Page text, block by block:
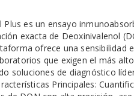
es un ensayo
exacta de Deoxinivalenol
ofrece una sensibilidad
que exigen el más
soluciones de diagnóstico
Principales: